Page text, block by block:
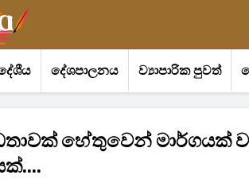
දේශපාලනය ව්‍යාපාරික පුවත්
හේතුවෙන් මාර්ගයක්